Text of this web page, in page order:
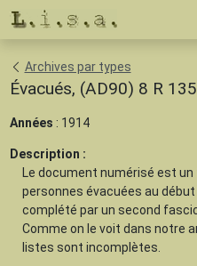
Archives par types
Évacués, (AD90) 8 R 135
Années : 1914
Description :
Le document numérisé est
personnes évacuées au début
complété par un second
Comme on le voit dans notre
listes sont incomplètes.